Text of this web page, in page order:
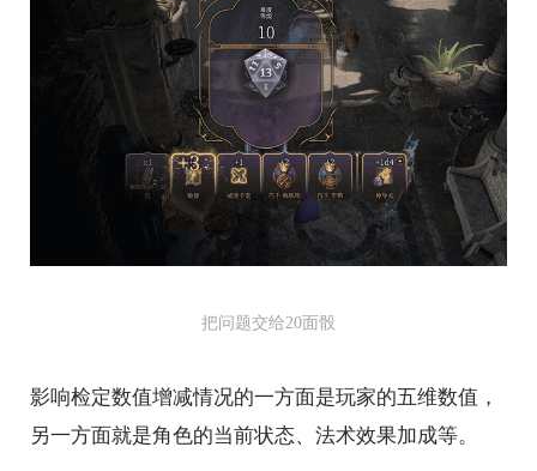
把问题交给20面骰
影响检定数值增减情况的一方面是玩家的五维数值，
另一方面就是角色的当前状态、法术效果加成等。